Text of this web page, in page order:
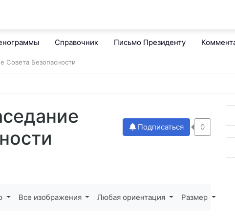
Справочник Письмо Президенту
Совета Безопасности
Подписаться 0
Все изображения Любая ориентация Размер